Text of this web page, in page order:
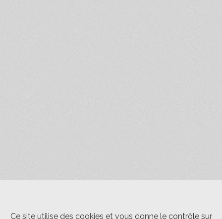
Ce site utilise des cookies et vous donne le contrôle sur